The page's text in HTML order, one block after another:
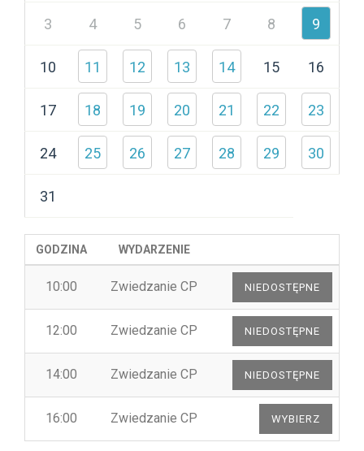
3 4 5 6 7 8 9
10 11 12 13 14 15 16
17 18 19 20 21 22 23
24 25 26 27 28 29 30
31
GODZINA WYDARZENIE
10:00 Zwiedzanie CP
12:00 Zwiedzanie CP
14:00 Zwiedzanie CP
16:00 Zwiedzanie CP